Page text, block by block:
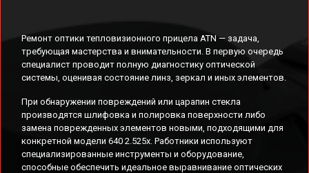
Ремонт оптики тепловизионного прицела ATN — задача,
требующая мастерства и внимательности. В первую очередь
специалист проводит полную диагностику оптической
системы, оценивая состояние линз, зеркал и иных элементов.
При обнаружении повреждений или царапин стекла
производятся шлифовка и полировка поверхности либо
замена поврежденных элементов новыми, подходящими для
конкретной модели 640 2.525x. Работники используют
специализированные инструменты и оборудование,
способные обеспечить идеальное выравнивание оптических